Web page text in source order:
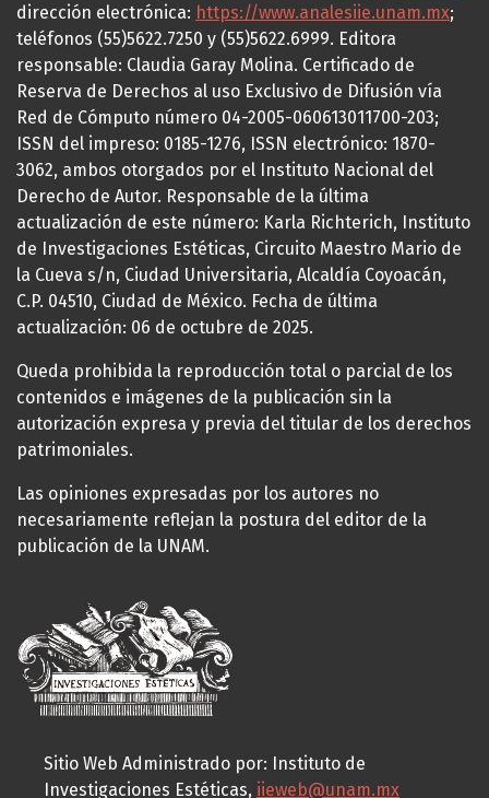
dirección electrónica: https://www.analesiie.unam.mx;
teléfonos (55)5622.7250 y (55)5622.6999. Editora
responsable: Claudia Garay Molina. Certificado de
Reserva de Derechos al uso Exclusivo de Difusión vía
Red de Cómputo número 04-2005-060613011700-203;
ISSN del impreso: 0185-1276, ISSN electrónico: 1870-
3062, ambos otorgados por el Instituto Nacional del
Derecho de Autor. Responsable de la última
actualización de este número: Karla Richterich, Instituto
de Investigaciones Estéticas, Circuito Maestro Mario de
la Cueva s/n, Ciudad Universitaria, Alcaldía Coyoacán,
C.P. 04510, Ciudad de México. Fecha de última
actualización: 06 de octubre de 2025.
Queda prohibida la reproducción total o parcial de los
contenidos e imágenes de la publicación sin la
autorización expresa y previa del titular de los derechos
patrimoniales.
Las opiniones expresadas por los autores no
necesariamente reflejan la postura del editor de la
publicación de la UNAM.
Sitio Web Administrado por: Instituto de
Investigaciones Estéticas, iieweb@unam.mx